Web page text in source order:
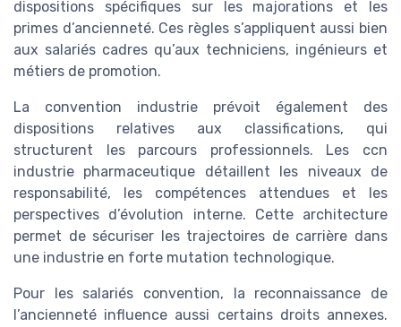
dispositions spécifiques sur les majorations et les
primes d’ancienneté. Ces règles s’appliquent aussi bien
aux salariés cadres qu’aux techniciens, ingénieurs et
métiers de promotion.
La convention industrie prévoit également des
dispositions relatives aux classifications, qui
structurent les parcours professionnels. Les ccn
industrie pharmaceutique détaillent les niveaux de
responsabilité, les compétences attendues et les
perspectives d’évolution interne. Cette architecture
permet de sécuriser les trajectoires de carrière dans
une industrie en forte mutation technologique.
Pour les salariés convention, la reconnaissance de
l’ancienneté influence aussi certains droits annexes.